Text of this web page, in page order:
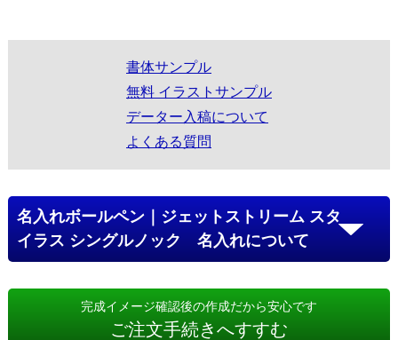
書体サンプル
無料 イラストサンプル
データー入稿について
よくある質問
名入れボールペン｜ジェットストリーム スタ
イラス シングルノック 名入れについて
完成イメージ確認後の作成だから安心です
ご注文手続きへすすむ